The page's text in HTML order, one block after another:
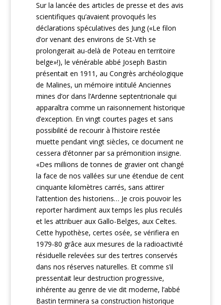
Sur la lancée des articles de presse et des avis
scientifiques qu’avaient provoqués les
déclarations spéculatives des Jung («Le filon
d’or venant des environs de St-Vith se
prolongerait au-delà de Poteau en territoire
belge»!), le vénérable abbé Joseph Bastin
présentait en 1911, au Congrès archéologique
de Malines, un mémoire intitulé Anciennes
mines d’or dans l’Ardenne septentrionale qui
apparaîtra comme un raisonnement historique
d’exception. En vingt courtes pages et sans
possibilité de recourir à l’histoire restée
muette pendant vingt siècles, ce document ne
cessera d’étonner par sa prémonition insigne.
«Des millions de tonnes de gravier ont changé
la face de nos vallées sur une étendue de cent
cinquante kilomètres carrés, sans attirer
l’attention des historiens… Je crois pouvoir les
reporter hardiment aux temps les plus reculés
et les attribuer aux Gallo-Belges, aux Celtes.
Cette hypothèse, certes osée, se vérifiera en
1979-80 grâce aux mesures de la radioactivité
résiduelle relevées sur des tertres conservés
dans nos réserves naturelles. Et comme s’il
pressentait leur destruction progressive,
inhérente au genre de vie dit moderne, l’abbé
Bastin terminera sa construction historique